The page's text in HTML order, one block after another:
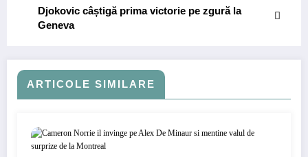
Djokovic câștigă prima victorie pe zgură la
Geneva
ARTICOLE SIMILARE